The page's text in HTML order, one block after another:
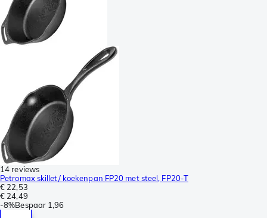
14 reviews
Petromax skillet/ koekenpan FP20 met steel, FP20-T
€ 22,53
€ 24,49
-8%Bespaar 1,96